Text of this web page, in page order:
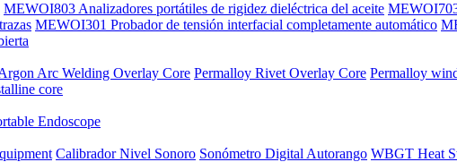
MEWOI803 Analizadores portátiles de rigidez dieléctrica del aceite
MEWOI301 Probador de tensión interfacial completamente automático
Arc Welding Overlay Core Permalloy Rivet Overlay Core Permalloy
core
Endoscope
Calibrador Nivel Sonoro Sonómetro Digital Autorango WBGT Heat